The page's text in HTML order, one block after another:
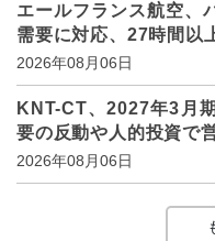
エールフランス航空、
需要に対応、27時間以
2026年08月06日
KNT-CT、2027年3月
要の反動や人的投資で
2026年08月06日